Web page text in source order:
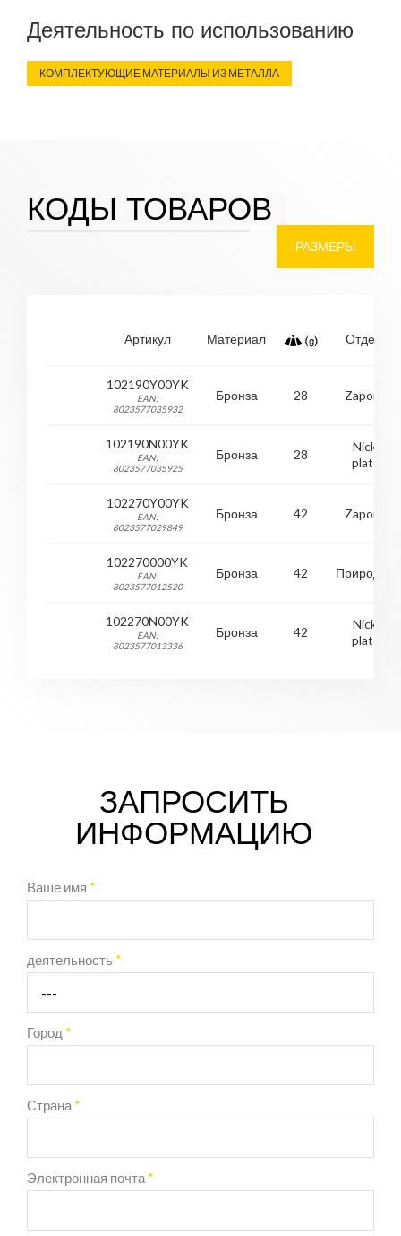
Деятельность по использованию
КОМПЛЕКТУЮЩИЕ МАТЕРИАЛЫ ИЗ МЕТАЛЛА
КОДЫ ТОВАРОВ
РАЗМЕРЫ
Артикул Материал Отделка
102190Y00YK
EAN:
8023577035932
Бронза 28 Zaponed
102190N00YK
EAN:
8023577035925
Бронза 28
Nickel
plated
102270Y00YK
EAN:
8023577029849
Бронза 42 Zaponed
102270000YK
EAN:
8023577012520
Бронза 42
102270N00YK
EAN:
8023577013336
Бронза 42
Nickel
plated
ЗАПРОСИТЬ
ИНФОРМАЦИЮ
Ваше имя *
деятельность *
Город *
Страна *
Электронная почта *